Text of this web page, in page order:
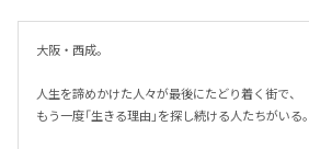
大阪・西成。
人生を諦めかけた人々が最後にたどり着く街で、
もう一度「生きる理由」を探し続ける人たちがいる。